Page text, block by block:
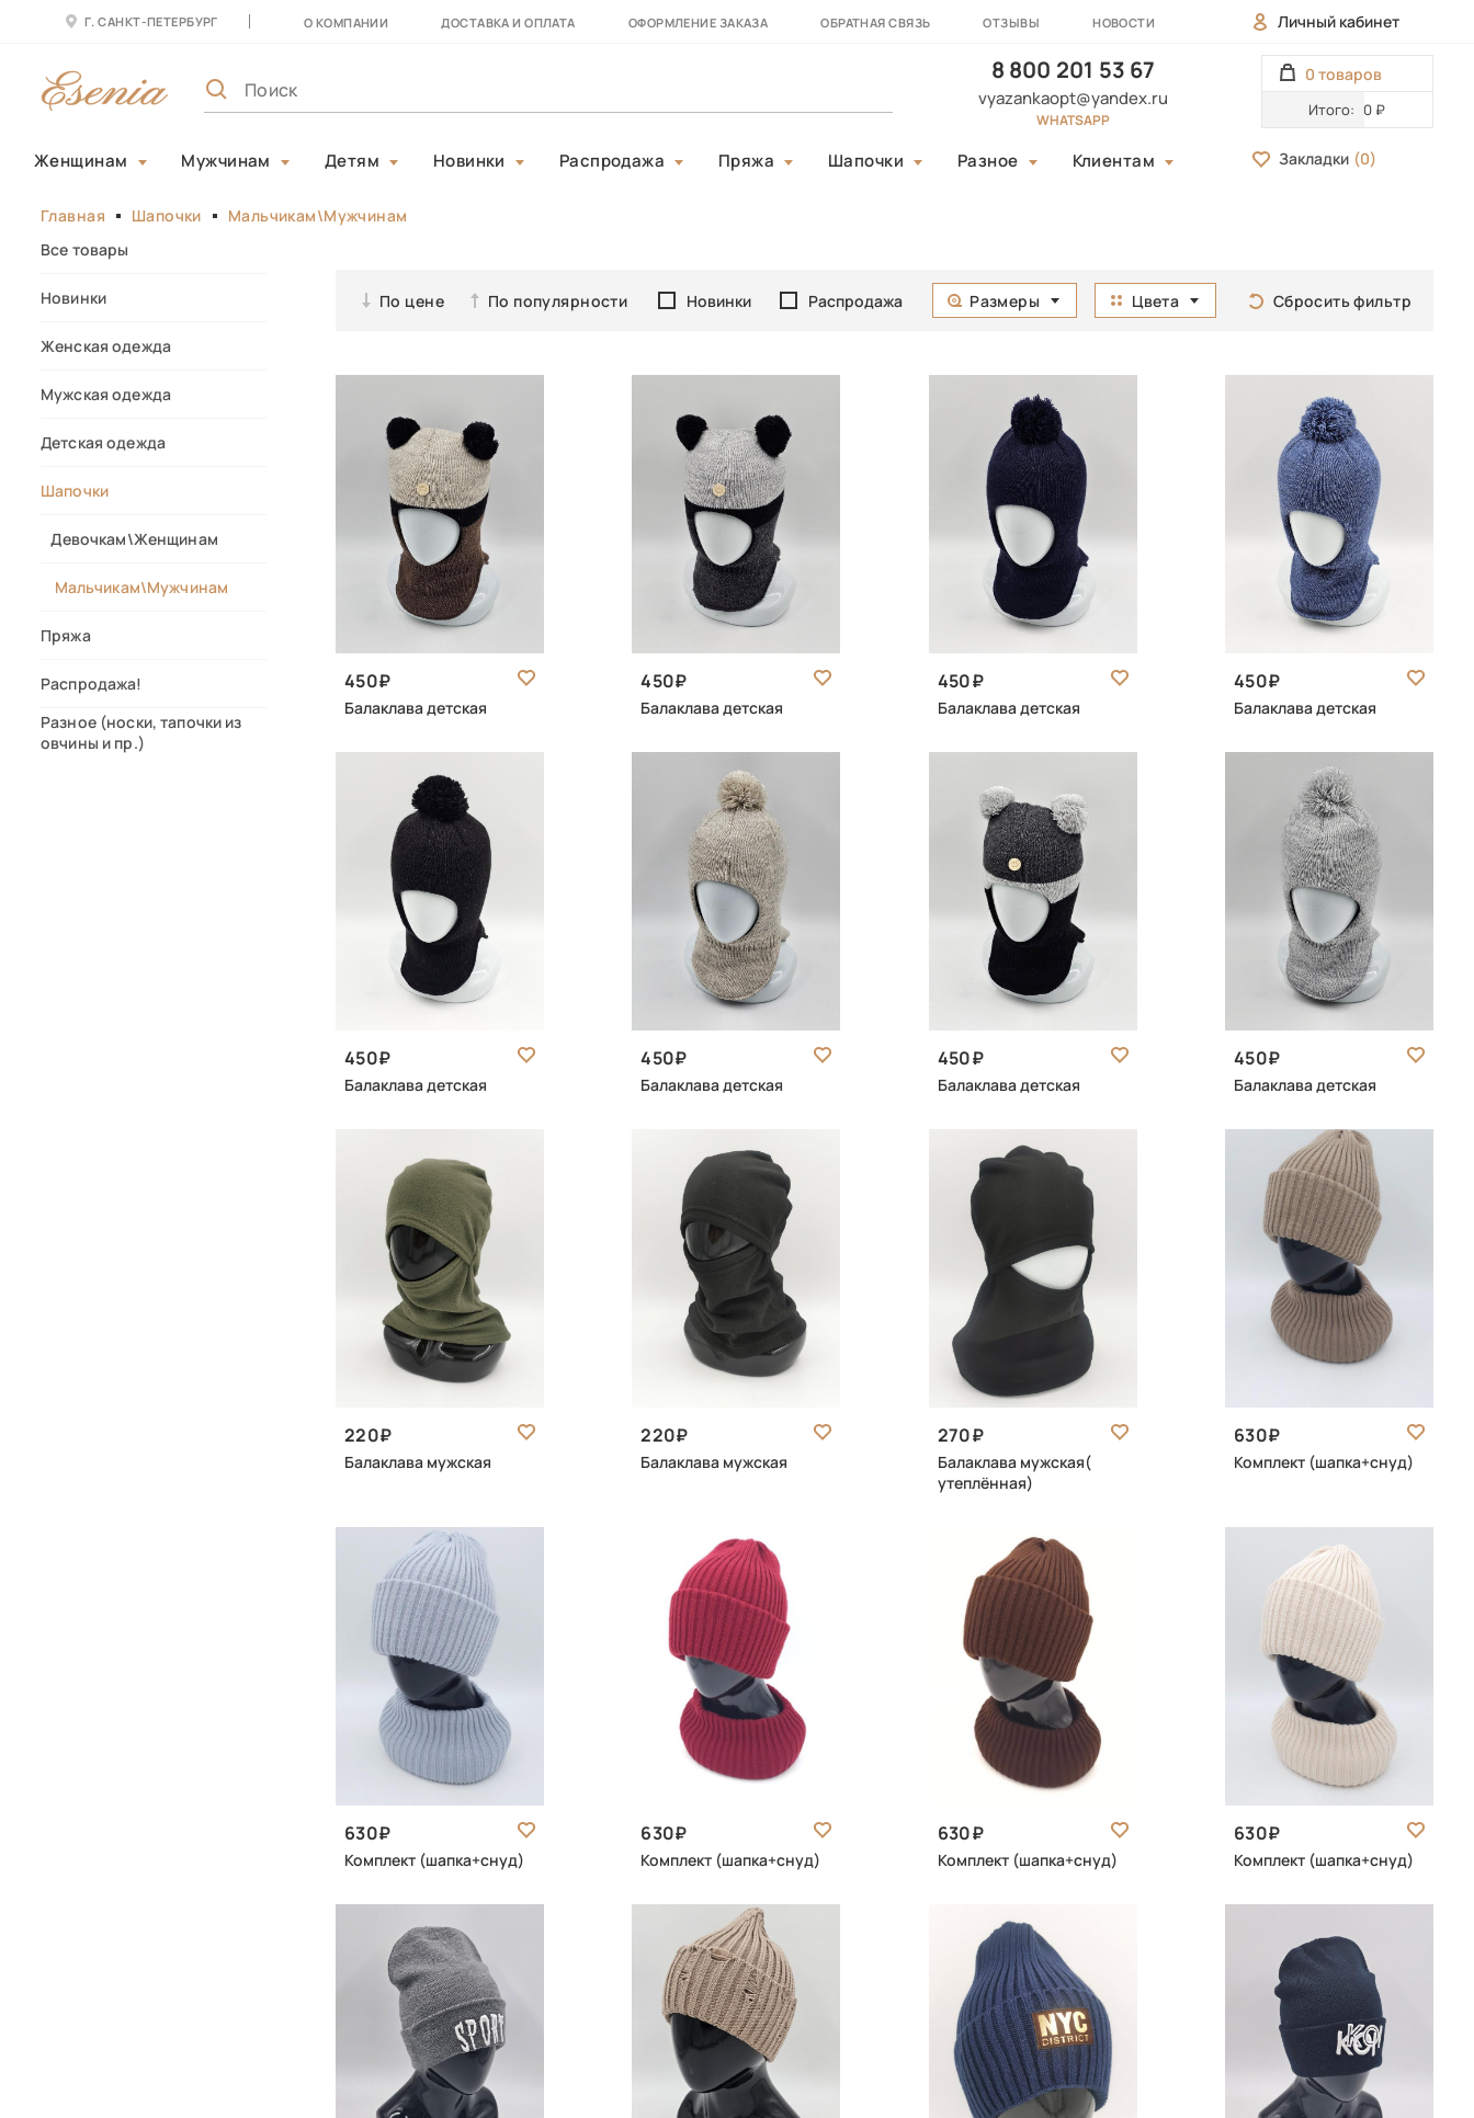
Г. САНКТ-ПЕТЕРБУРГ О КОМПАНИИ ДОСТАВКА И ОПЛАТА ОФОРМЛЕНИЕ ЗАКАЗА ОБРАТНАЯ СВЯЗЬ ОТЗЫВЫ НОВОСТИ Личный кабинет
8 800 201 53 67
vyazankaopt@yandex.ru
WHATSAPP
0 товаров
Итого: 0 ₽
Женщинам Мужчинам Детям Новинки Распродажа Пряжа Шапочки Разное Клиентам Закладки (0)
Главная Шапочки
Мальчикам\Мужчинам
Все товары
Новинки
Женская одежда
Мужская одежда
Детская одежда
Шапочки
Девочкам\Женщинам
Мальчикам\Мужчинам
Пряжа
Распродажа!
Разное (носки, тапочки из
овчины и пр.)
По цене По популярности Новинки Распродажа Размеры Цвета Сбросить фильтр
450
Балаклава детская
450
Балаклава детская
450
Балаклава детская
450
Балаклава детская
450
Балаклава детская
450
Балаклава детская
450
Балаклава детская
450
Балаклава детская
220
Балаклава мужская
220
Балаклава мужская
270
Балаклава мужская(
утеплённая)
630
Комплект (шапка+снуд)
630
Комплект (шапка+снуд)
630
Комплект (шапка+снуд)
630
Комплект (шапка+снуд)
630
Комплект (шапка+снуд)